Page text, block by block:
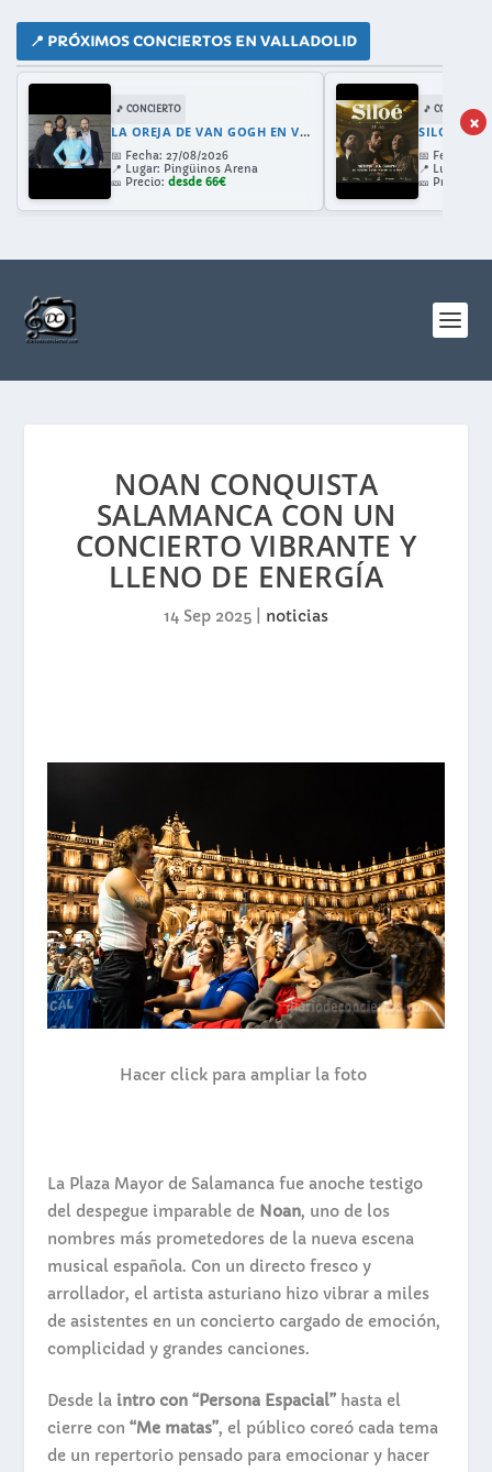
📍 PRÓXIMOS CONCIERTOS EN VALLADOLID
🎵 CONCIERTO
LA OREJA DE VAN GOGH EN VALLADOLID 2026: GIRA 30 ANIVERSARIO CON AMAIA MONTERO
📅 Fecha: 27/08/2026
📍 Lugar: Pingüinos Arena
🎫 Precio: desde 66€
🎵 CONCIERTO
SILOE EN
📅 Fecha:
📍 Lugar:
🎫 Precio:
×
NOAN CONQUISTA
SALAMANCA CON UN
CONCIERTO VIBRANTE Y
LLENO DE ENERGÍA
14 Sep 2025 noticias
Hacer click para ampliar la foto
La Plaza Mayor de Salamanca fue anoche testigo
del despegue imparable de Noan, uno de los
nombres más prometedores de la nueva escena
musical española. Con un directo fresco y
arrollador, el artista asturiano hizo vibrar a miles
de asistentes en un concierto cargado de emoción,
complicidad y grandes canciones.
Desde la intro con “Persona Espacial”hasta el
cierre con “Me matas”, el público coreó cada tema
de un repertorio pensado para emocionar y hacer